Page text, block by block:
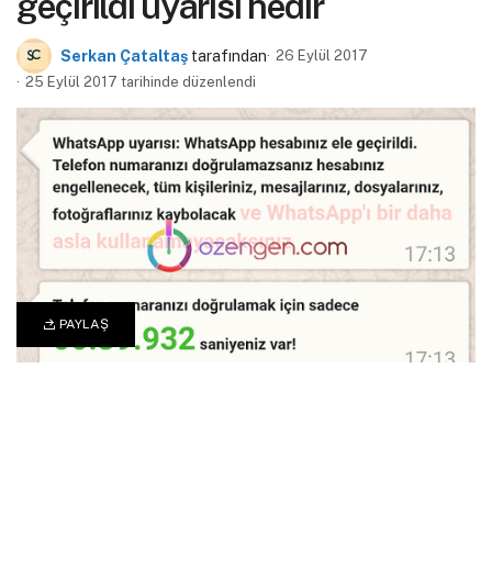
PAYLAŞ
Serkan Çataltaş tarafından 26 Eylül 2017
25 Eylül 2017 tarihinde düzenlendi